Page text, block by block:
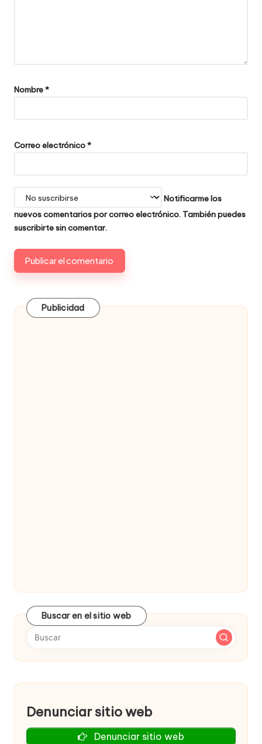
Nombre*
Correo electrónico*
Notificarme los
nuevos comentarios por correo electrónico. También puedes
suscribirtesin comentar.
Publicidad
Buscar en el sitio web
Denunciar sitio web
Denunciar sitio web